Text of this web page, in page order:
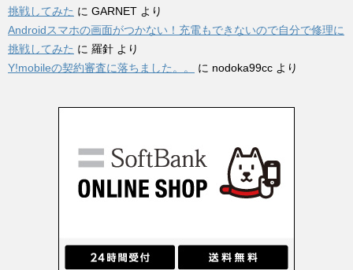
挑戦してみた に GARNET より
Androidスマホの画面がつかない！充電もできないので自分で修理に
挑戦してみた に 羅針 より
Y!mobileの契約審査に落ちました。。
に nodoka99cc より